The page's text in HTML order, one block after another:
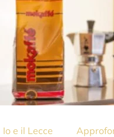
Io e il Lecce